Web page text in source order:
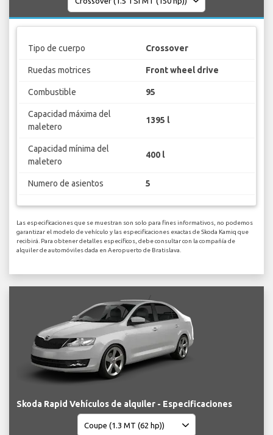
Tipo de cuerpo Crossover
Ruedas motrices Front wheel drive
Combustible 95
Capacidad máxima del
maletero
1395 l
Capacidad mínima del
maletero
400 l
Numero de asientos 5
Las especificaciones que se muestran son solo para fines informativos, no podemos
garantizar el modelo de vehículo y las especificaciones exactas de Skoda Kamiq que
recibirá. Para obtener detalles específicos, debe consultar con la compañía de
alquiler de automóviles dada en Aeropuerto de Bratislava.
Skoda Rapid Vehículos de alquiler - Especificaciones